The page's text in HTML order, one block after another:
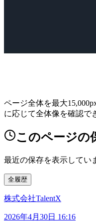
ページ全体を最大
に応じて全体像を確認で
このページの
最近の保存を表示してい
全履歴
株式会社TalentX
2026年4月30日 16:16